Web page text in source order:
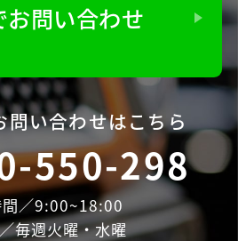
お問い合わせ
問い合わせはこちら
550-298
／9:00~18:00
毎週火曜・水曜